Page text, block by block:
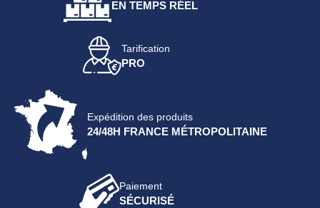
EN TEMPS RÉEL
Tarification
PRO
Expédition des produits
24/48H FRANCE MÉTROPOLITAINE
Paiement
SÉCURISÉ